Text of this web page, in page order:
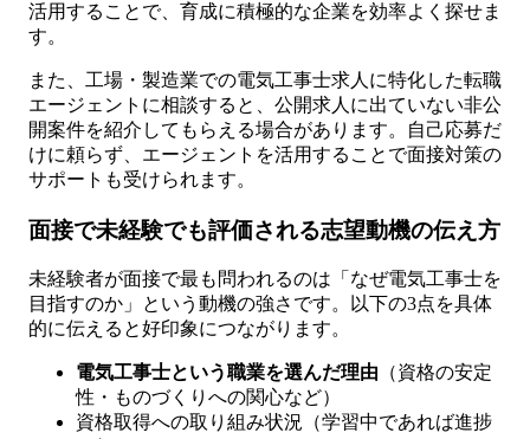
活用することで、育成に積極的な企業を効率よく探せま
す。
また、工場・製造業での電気工事士求人に特化した転職
エージェントに相談すると、公開求人に出ていない非公
開案件を紹介してもらえる場合があります。自己応募だ
けに頼らず、エージェントを活用することで面接対策の
サポートも受けられます。
面接で未経験でも評価される志望動機の伝え方
未経験者が面接で最も問われるのは「なぜ電気工事士を
目指すのか」という動機の強さです。以下の3点を具体
的に伝えると好印象につながります。
電気工事士という職業を選んだ理由 （資格の安定
性・ものづくりへの関心など）
資格取得への取り組み状況（学習中であれば進捗